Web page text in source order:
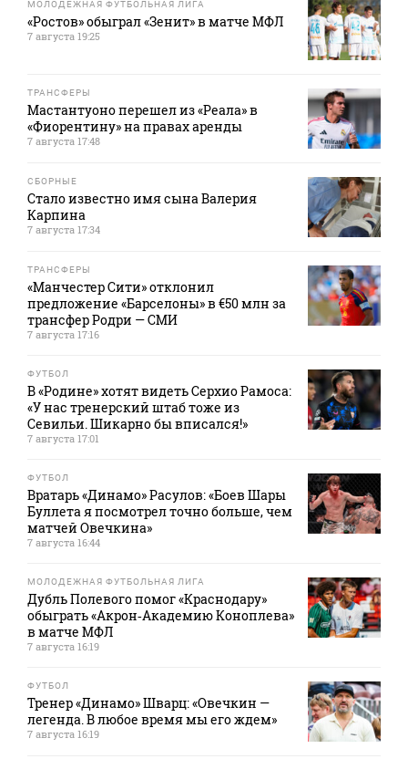
МОЛОДЕЖНАЯ ФУТБОЛЬНАЯ ЛИГА
«Ростов» обыграл «Зенит» в матче МФЛ
7 августа 19:25
ТРАНСФЕРЫ
Мастантуоно перешел из «Реала» в
«Фиорентину» на правах аренды
7 августа 17:48
СБОРНЫЕ
Стало известно имя сына Валерия
Карпина
7 августа 17:34
ТРАНСФЕРЫ
«Манчестер Сити» отклонил
предложение «Барселоны» в €50 млн за
трансфер Родри — СМИ
7 августа 17:16
ФУТБОЛ
В «Родине» хотят видеть Серхио Рамоса:
«У нас тренерский штаб тоже из
Севильи. Шикарно бы вписался!»
7 августа 17:01
ФУТБОЛ
Вратарь «Динамо» Расулов: «Боев Шары
Буллета я посмотрел точно больше, чем
матчей Овечкина»
7 августа 16:44
МОЛОДЕЖНАЯ ФУТБОЛЬНАЯ ЛИГА
Дубль Полевого помог «Краснодару»
обыграть «Акрон‑Академию Коноплева»
в матче МФЛ
7 августа 16:19
ФУТБОЛ
Тренер «Динамо» Шварц: «Овечкин —
легенда. В любое время мы его ждем»
7 августа 16:19